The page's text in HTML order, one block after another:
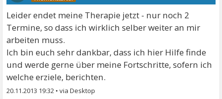
Leider endet meine Therapie jetzt - nur noch 2
Termine, so dass ich wirklich selber weiter an mir
arbeiten muss.
Ich bin euch sehr dankbar, dass ich hier Hilfe finde
und werde gerne über meine Fortschritte, sofern ich
welche erziele, berichten.
20.11.2013 19:32 •